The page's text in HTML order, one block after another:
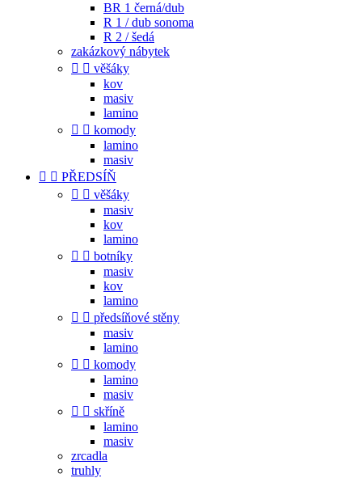
BR 1 černá/dub
R 1 / dub sonoma
R 2 / šedá
zakázkový nábytek
  věšáky
kov
masiv
lamino
  komody
lamino
masiv
  PŘEDSÍŇ
  věšáky
masiv
kov
lamino
  botníky
masiv
kov
lamino
  předsíňové stěny
masiv
lamino
  komody
lamino
masiv
  skříně
lamino
masiv
zrcadla
truhly